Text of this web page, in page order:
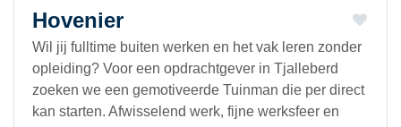
Hovenier
Wil jij fulltime buiten werken en het vak leren zonder
opleiding? Voor een opdrachtgever in Tjalleberd
zoeken we een gemotiveerde Tuinman die per direct
kan starten. Afwisselend werk, fijne werksfeer en